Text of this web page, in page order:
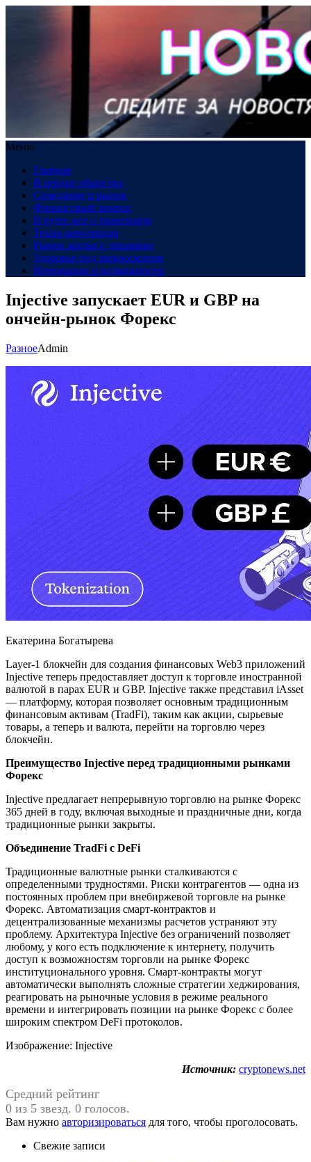
Меню
Главная
В сердце общества
Созидание и рынок
Финансовый компас
В пути: все о транспорте
Техно-революция
Рынок жилья в динамике
Здоровье под микроскопом
Инновации и возможности
Injective запускает EUR и GBP на
ончейн-рынок Форекс
РазноеAdmin
Екатерина Богатырева
Layer-1 блокчейн для создания финансовых Web3 приложений
Injective теперь предоставляет доступ к торговле иностранной
валютой в парах EUR и GBP. Injective также представил iAsset
— платформу, которая позволяет основным традиционным
финансовым активам (TradFi), таким как акции, сырьевые
товары, а теперь и валюта, перейти на торговлю через
блокчейн.
Преимущество Injective перед традиционными рынками
Форекс
Injective предлагает непрерывную торговлю на рынке Форекс
365 дней в году, включая выходные и праздничные дни, когда
традиционные рынки закрыты.
Объединение TradFi с DeFi
Традиционные валютные рынки сталкиваются с
определенными трудностями. Риски контрагентов — одна из
постоянных проблем при внебиржевой торговле на рынке
Форекс. Автоматизация смарт-контрактов и
децентрализованные механизмы расчетов устраняют эту
проблему. Архитектура Injective без ограничений позволяет
любому, у кого есть подключение к интернету, получить
доступ к возможностям торговли на рынке Форекс
институционального уровня. Смарт-контракты могут
автоматически выполнять сложные стратегии хеджирования,
реагировать на рыночные условия в режиме реального
времени и интегрировать позиции на рынке Форекс с более
широким спектром DeFi протоколов.
Изображение: Injective
Источник: cryptonews.net
Средний рейтинг
0 из 5 звезд. 0 голосов.
Вам нужно авторизироваться для того, чтобы проголосовать.
Свежие записи